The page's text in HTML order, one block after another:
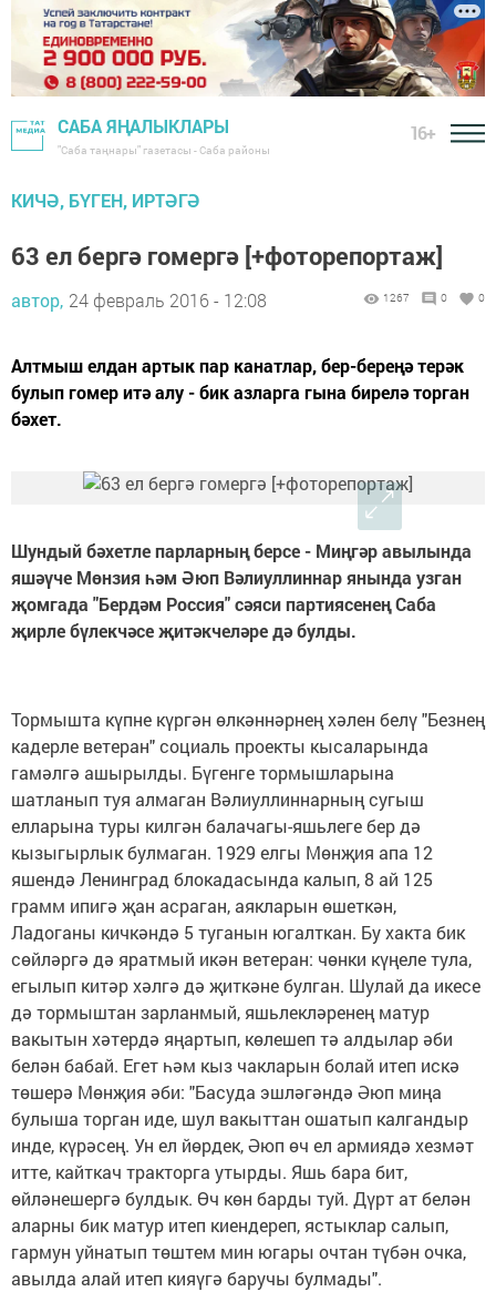
САБА ЯҢАЛЫКЛАРЫ
"Саба таңнары" газетасы - Саба районы
16+
КИЧӘ, БҮГЕН, ИРТӘГӘ
63 ел бергә гомергә [+фоторепортаж]
автор, 24 февраль 2016 - 12:08 1267 0 0
Алтмыш елдан артык пар канатлар, бер-береңә терәк
булып гомер итә алу - бик азларга гына бирелә торган
бәхет.
Шундый бәхетле парларның берсе - Миңгәр авылында
яшәүче Мөнзия һәм Әюп Вәлиуллиннар янында узган
җомгада "Бердәм Россия" сәяси партиясенең Саба
җирле бүлекчәсе җитәкчеләре дә булды.
Тормышта күпне күргән өлкәннәрнең хәлен белү "Безнең
кадерле ветеран" социаль проекты кысаларында
гамәлгә ашырылды. Бүгенге тормышларына
шатланып туя алмаган Вәлиуллиннарның сугыш
елларына туры килгән балачагы-яшьлеге бер дә
кызыгырлык булмаган. 1929 елгы Мөнҗия апа 12
яшендә Ленинград блокадасында калып, 8 ай 125
грамм ипигә җан асраган, аякларын өшеткән,
Ладоганы кичкәндә 5 туганын югалткан. Бу хакта бик
сөйләргә дә яратмый икән ветеран: чөнки күңеле тула,
егылып ки­тәр хәлгә дә җиткәне булган. Шулай да икесе
дә тормыштан зарланмый, яшь­лекләренең матур
вакытын хәтердә яңартып, көлешеп тә алдылар әби
белән бабай. Егет һәм кыз чакларын болай итеп искә
төшерә Мөнҗия әби: "Басуда эшләгәндә Әюп миңа
булыша торган иде, шул вакыттан ошатып калгандыр
инде, күрәсең. Ун ел йөрдек, Әюп өч ел армиядә хезмәт
итте, кайткач тракторга утырды. Яшь бара бит,
өйләнешергә булдык. Өч көн барды туй. Дүрт ат белән
аларны бик матур итеп киендереп, ястыклар салып,
гармун уйнатып төштем мин югары очтан түбән очка,
авылда алай итеп кияүгә баручы булмады".